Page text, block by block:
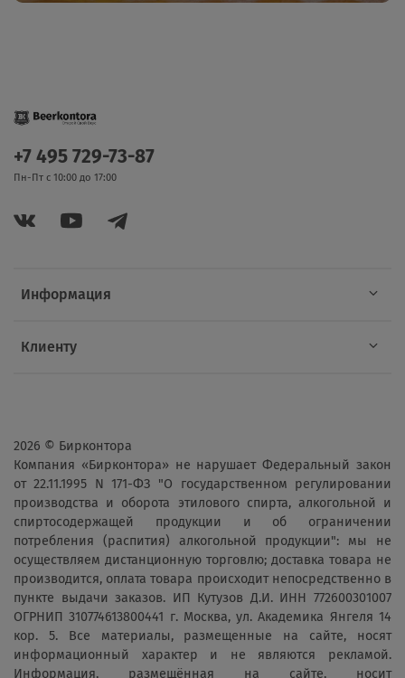
Информация
Клиенту
+7 495 729-73-87
Пн-Пт с 10:00 до 17:00
2026 © Бирконтора
Компания «Бирконтора» не нарушает Федеральный закон
от 22.11.1995 N 171-ФЗ "О государственном регулировании
производства и оборота этилового спирта, алкогольной и
спиртосодержащей продукции и об ограничении
потребления (распития) алкогольной продукции": мы не
осуществляем дистанционную торговлю; доставка товара не
производится, оплата товара происходит непосредственно в
пункте выдачи заказов. ИП Кутузов Д.И. ИНН 772600301007
ОГРНИП 310774613800441 г. Москва, ул. Академика Янгеля 14
кор. 5. Все материалы, размещенные на сайте, носят
информационный характер и не являются рекламой.
Информация, размещённая на сайте, носит